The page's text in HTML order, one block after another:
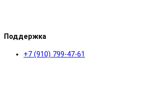
Поддержка
+7 (910) 799-47-61